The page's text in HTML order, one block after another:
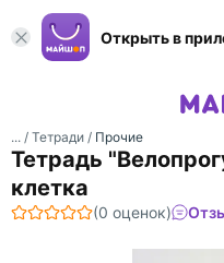
Открыть в
... / Тетради / Прочие
Тетрадь
клетка
(0 оценок)